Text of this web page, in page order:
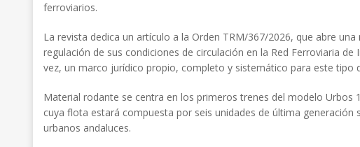
ferroviarios.
La revista dedica un artículo a la Orden TRM/367/2026, que abre
regulación de sus condiciones de circulación en la Red Ferroviaria
vez, un marco jurídico propio, completo y sistemático para este tipo
Material rodante se centra en los primeros trenes del modelo Urbos
cuya flota estará compuesta por seis unidades de última
urbanos andaluces.